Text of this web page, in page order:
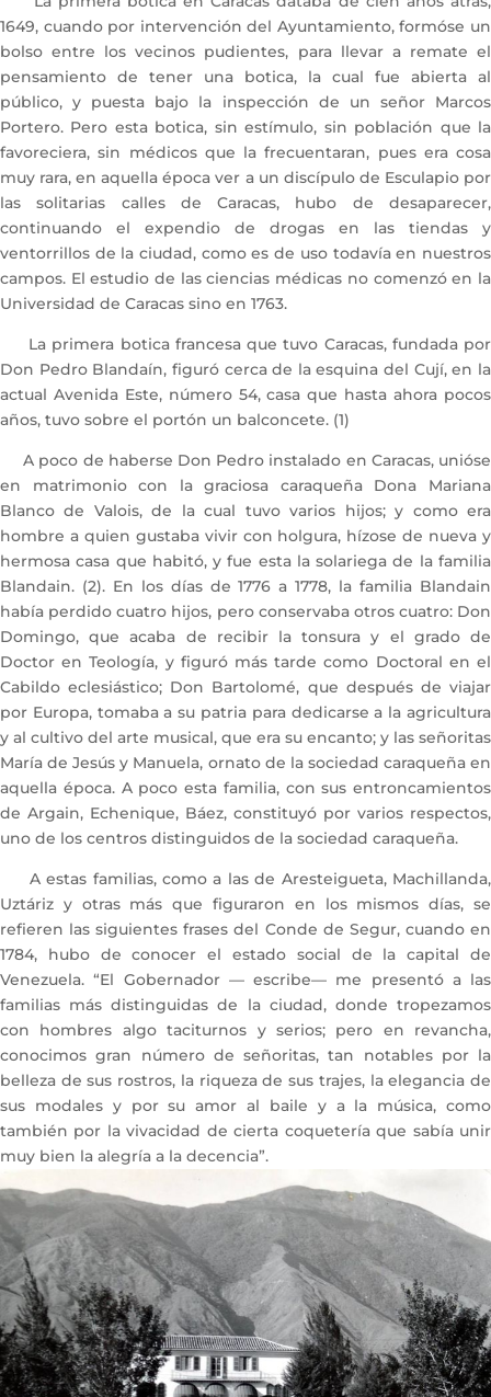
1649, cuando por intervención del Ayuntamiento, formóse un
bolso entre los vecinos pudientes, para llevar a remate el
pensamiento de tener una botica, la cual fue abierta al
público, y puesta bajo la inspección de un señor Marcos
Portero. Pero esta botica, sin estímulo, sin población que la
favoreciera, sin médicos que la frecuentaran, pues era cosa
muy rara, en aquella época ver a un discípulo de Esculapio por
las solitarias calles de Caracas, hubo de desaparecer,
continuando el expendio de drogas en las tiendas y
ventorrillos de la ciudad, como es de uso todavía en nuestros
campos. El estudio de las ciencias médicas no comenzó en la
Universidad de Caracas sino en 1763.
La primera botica francesa que tuvo Caracas, fundada por
Don Pedro Blandaín, figuró cerca de la esquina del Cují, en la
actual Avenida Este, número 54, casa que hasta ahora pocos
años, tuvo sobre el portón un balconcete. (1)
A poco de haberse Don Pedro instalado en Caracas, unióse
en matrimonio con la graciosa caraqueña Dona Mariana
Blanco de Valois, de la cual tuvo varios hijos; y como era
hombre a quien gustaba vivir con holgura, hízose de nueva y
hermosa casa que habitó, y fue esta la solariega de la familia
Blandain. (2). En los días de 1776 a 1778, la familia Blandain
había perdido cuatro hijos, pero conservaba otros cuatro: Don
Domingo, que acaba de recibir la tonsura y el grado de
Doctor en Teología, y figuró más tarde como Doctoral en el
Cabildo eclesiástico; Don Bartolomé, que después de viajar
por Europa, tomaba a su patria para dedicarse a la agricultura
y al cultivo del arte musical, que era su encanto; y las señoritas
María de Jesús y Manuela, ornato de la sociedad caraqueña en
aquella época. A poco esta familia, con sus entroncamientos
de Argain, Echenique, Báez, constituyó por varios respectos,
uno de los centros distinguidos de la sociedad caraqueña.
A estas familias, como a las de Aresteigueta, Machillanda,
Uztáriz y otras más que figuraron en los mismos días, se
refieren las siguientes frases del Conde de Segur, cuando en
1784, hubo de conocer el estado social de la capital de
Venezuela. “El Gobernador — escribe— me presentó a las
familias más distinguidas de la ciudad, donde tropezamos
con hombres algo taciturnos y serios; pero en revancha,
conocimos gran número de señoritas, tan notables por la
belleza de sus rostros, la riqueza de sus trajes, la elegancia de
sus modales y por su amor al baile y a la música, como
también por la vivacidad de cierta coquetería que sabía unir
muy bien la alegría a la decencia”.